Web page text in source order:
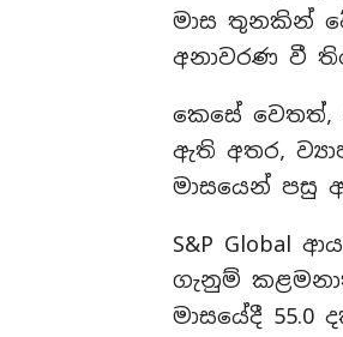
මාස තුනකින්
අනාවරණ වී
කෙසේ වෙතත්,
ඇති අතර,
මාසයෙන් පසු
S&P Global
ගැනුම්
මාසයේදී